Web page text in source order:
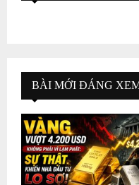
BÀI MỚI ĐÁNG